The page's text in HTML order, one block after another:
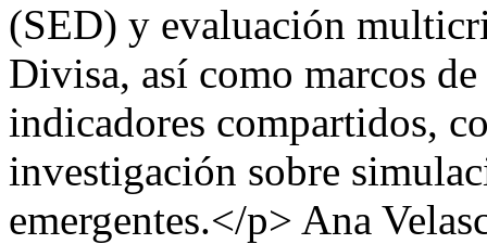
(SED) y evaluación
Divisa, así como marcos
indicadores compartidos,
investigación sobre
emergentes.</p> Ana